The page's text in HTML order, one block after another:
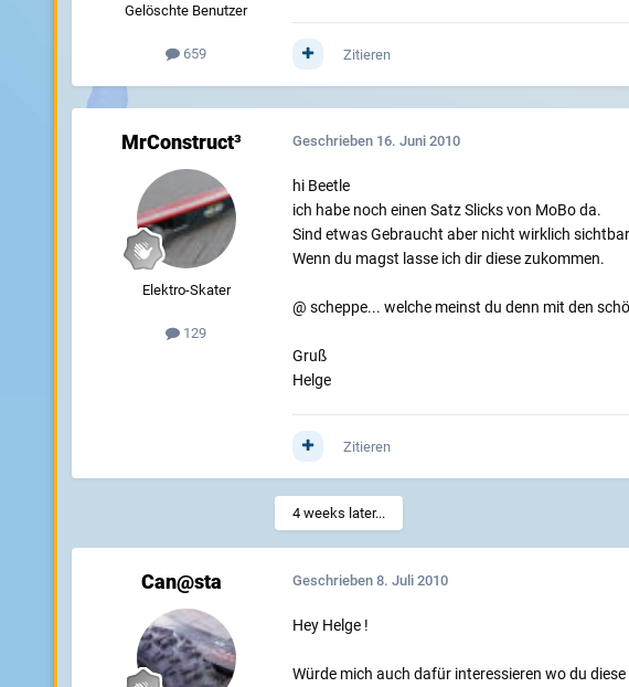
Gelöschte Benutzer
659 Zitieren
MrConstruct³
Elektro-Skater
129
Geschrieben 16. Juni 2010
hi Beetle
ich habe noch einen Satz Slicks von MoBo da.
Sind etwas Gebraucht aber nicht wirklich
Wenn du magst lasse ich dir diese zukommen.
@ scheppe... welche meinst du denn mit den
Gruß
Helge
Zitieren
4 weeks later...
Can@sta Geschrieben 8. Juli 2010
Hey Helge !
Würde mich auch dafür interessieren wo du